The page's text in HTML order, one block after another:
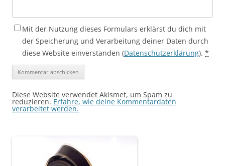
Mit der Nutzung dieses Formulars erklärst du dich mit
der Speicherung und Verarbeitung deiner Daten durch
diese Website einverstanden (Datenschutzerklärung). *
Diese Website verwendet Akismet, um Spam zu
reduzieren. Erfahre, wie deine Kommentardaten
verarbeitet werden.